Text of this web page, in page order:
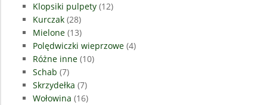
Klopsiki pulpety (12)
Kurczak (28)
Mielone (13)
Polędwiczki wieprzowe (4)
Różne inne (10)
Schab (7)
Skrzydełka (7)
Wołowina (16)